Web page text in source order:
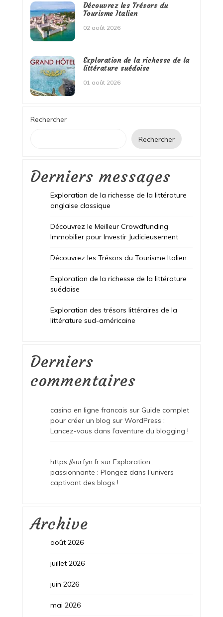
Découvrez les Trésors du
Tourisme Italien
02 août 2026
Exploration de la richesse de la
littérature suédoise
01 août 2026
Rechercher
Rechercher
Derniers messages
Exploration de la richesse de la littérature
anglaise classique
Découvrez le Meilleur Crowdfunding
Immobilier pour Investir Judicieusement
Découvrez les Trésors du Tourisme Italien
Exploration de la richesse de la littérature
suédoise
Exploration des trésors littéraires de la
littérature sud-américaine
Derniers
commentaires
casino en ligne francais sur Guide complet
pour créer un blog sur WordPress :
Lancez-vous dans l’aventure du blogging !
https://surfyn.frsur Exploration
passionnante : Plongez dans l’univers
captivant des blogs !
Archive
août 2026
juillet 2026
juin 2026
mai 2026